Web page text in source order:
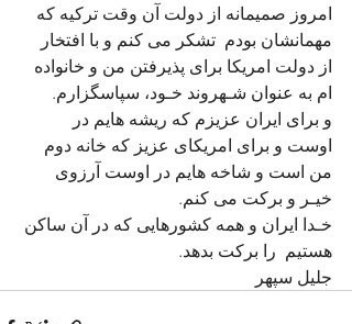
امروز صمیمانه از دولت آن وقت ترکیه که
مهمانشان بودم  تشکر می کنم و با افتخار
از دولت امریکا برای پذیرفتن من و خانواده
ام به عنوان شـهروند خـود، سپاسگزارم.
و برای ایران عزیزم که ریشه هایم در
اوست و برای امریکای عزیز که خانه دوم
من است و شاخه هایم در اوست آرزوی
خیـر و برکت می کنم.
خـدا ایران و همه کشورهایی که در آن ساکن
هستیم  را برکت بدهد.
جلیل سپهر